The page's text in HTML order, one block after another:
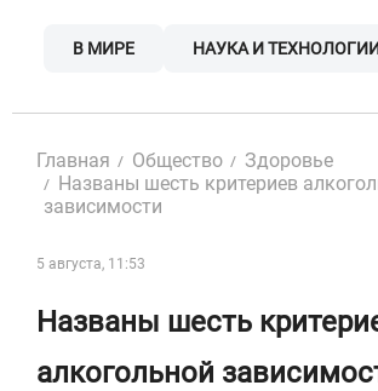
В МИРЕ НАУКА И
Главная Общество
Здоровье
Названы шесть критериев
зависимости
5 августа, 11:53
Названы шесть
алкогольной